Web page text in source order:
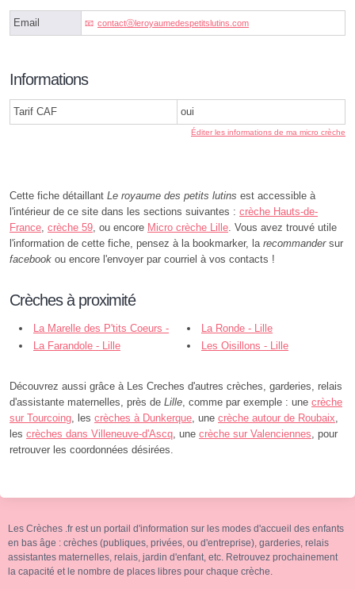
Email contactⓐleroyaumedespetitslutins.com
Informations
Tarif CAF oui
Éditer les informations de ma micro crèche
Cette fiche détaillant Le royaume des petits lutins est accessible à
l'intérieur de ce site dans les sections suivantes : crèche Hauts-de-
France crèche 59 , ou encore Micro crèche Lille . Vous avez trouvé utile
l'information de cette fiche, pensez à la bookmarker, la recommandersur
facebook ou encore l'envoyer par courriel à vos contacts !
Crèches à proximité
La Marelle des P'tits Coeurs -
Lille
La Ronde - Lille
La Farandole - Lille
Les Oisillons - Lille
Découvrez aussi grâce à Les Creches d'autres crèches, garderies, relais
d'assistante maternelles, près de Lille , comme par exemple : une crèche
sur Tourcoing , les crèches à Dunkerque , une crèche autour de Roubaix
les crèches dans Villeneuve-d'Ascq , une crèche sur Valenciennes , pour
retrouver les coordonnées désirées.
Les Crèches .fr est un portail d'information sur les modes d'accueil des enfants
en bas âge : crèches (publiques, privées, ou d'entreprise), garderies, relais
assistantes maternelles, relais, jardin d'enfant, etc. Retrouvez prochainement
la capacité et le nombre de places libres pour chaque crèche.